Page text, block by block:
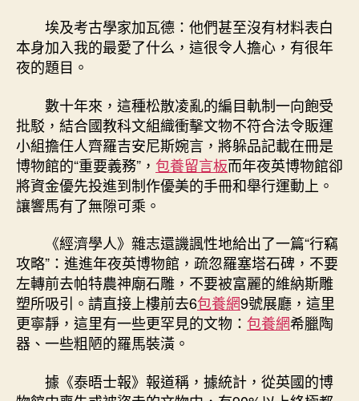
埃及考古學家加瓦德：他們甚至沒有材料表白
本身加入我的最愛了什么，這很令人擔心，有很年
夜的題目。
數十年來，這種松散凌亂的編目軌制一向飽受
批駁，結合國教科文組織衝擊文物不符合法令販運
小組擔任人齊羅吉安尼斯婉言，將躲品記載在冊是
博物館的“重要義務”， 包養留言板而年夜英博物館卻
將資金優先投進到制作優美的手冊和舉行運動上。
讓響馬有了無隙可乘。
《經濟學人》雜志還譏諷性地給出了一篇“行竊
攻略”：進進年夜英博物館，疏忽羅塞塔石碑，不要
左轉前去帕特農神廟石雕，不要被富麗的維納斯雕
塑所吸引。請直接上樓前去6包養網9號展廳，這里
更寧靜，這里有一些更罕見的文物： 包養網希臘陶
器、一些粗陋的羅馬裝潢。
據《泰晤士報》報道稱，據統計，從英國的博